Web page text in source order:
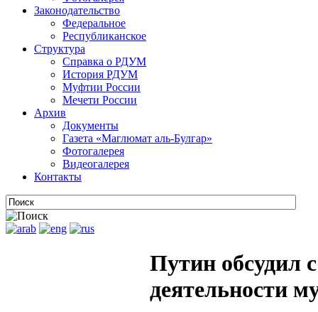
Законодательство
Федеральное
Республиканское
Структура
Справка о РДУМ
История РДУМ
Муфтии России
Мечети России
Архив
Документы
Газета «Маглюмат аль-Булгар»
Фотогалерея
Видеогалерея
Контакты
Путин обсудил
деятельности